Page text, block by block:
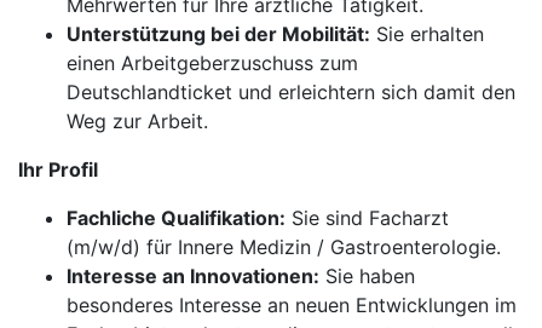
Mehrwerten für Ihre ärztliche Tätigkeit.
Unterstützung bei der Mobilität: Sie erhalten
einen Arbeitgeberzuschuss zum
Deutschlandticket und erleichtern sich damit den
Weg zur Arbeit.
Ihr Profil
Fachliche Qualifikation: Sie sind Facharzt
(m/w/d) für Innere Medizin / Gastroenterologie.
Interesse an Innovationen: Sie haben
besonderes Interesse an neuen Entwicklungen im